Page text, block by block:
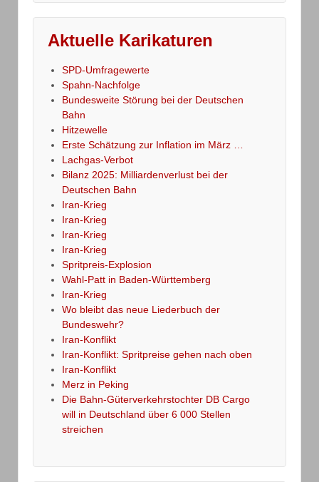
Aktuelle Karikaturen
SPD-Umfragewerte
Spahn-Nachfolge
Bundesweite Störung bei der Deutschen
Bahn
Hitzewelle
Erste Schätzung zur Inflation im März …
Lachgas-Verbot
Bilanz 2025: Milliardenverlust bei der
Deutschen Bahn
Iran-Krieg
Iran-Krieg
Iran-Krieg
Iran-Krieg
Spritpreis-Explosion
Wahl-Patt in Baden-Württemberg
Iran-Krieg
Wo bleibt das neue Liederbuch der
Bundeswehr?
Iran-Konflikt
Iran-Konflikt: Spritpreise gehen nach oben
Iran-Konflikt
Merz in Peking
Die Bahn-Güterverkehrstochter DB Cargo
will in Deutschland über 6 000 Stellen
streichen